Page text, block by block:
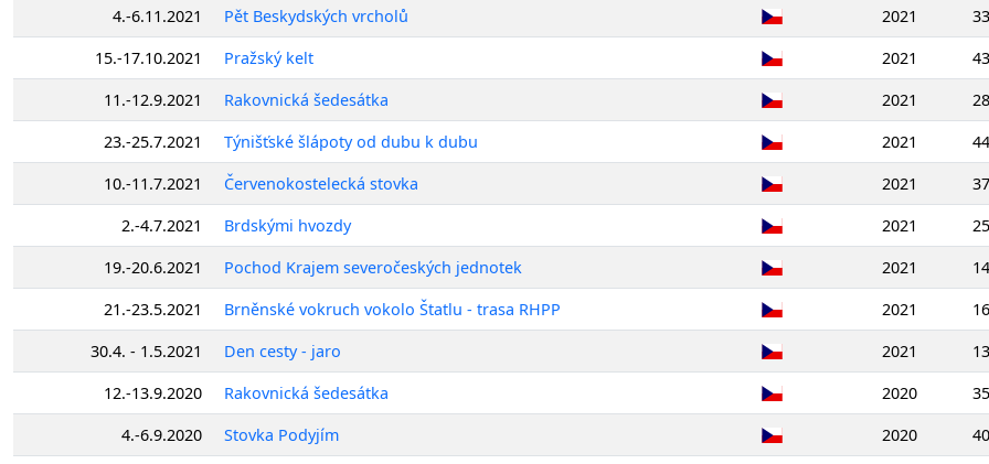
4.-6.11.2021
Pět Beskydských vrcholů 2021
33
15.-17.10.2021
Pražský kelt 2021
43
11.-12.9.2021
Rakovnická šedesátka 2021
28
23.-25.7.2021
Týnišťské šlápoty od dubu k dubu 2021
44
10.-11.7.2021
Červenokostelecká stovka 2021
37
2.-4.7.2021
Brdskými hvozdy 2021
25
19.-20.6.2021
Pochod Krajem severočeských jednotek 2021
14
21.-23.5.2021
Brněnské vokruch vokolo Štatlu - trasa RHPP 2021
16
30.4. - 1.5.2021
Den cesty - jaro 2021
13
12.-13.9.2020
Rakovnická šedesátka 2020
35
4.-6.9.2020
Stovka Podyjím 2020
40